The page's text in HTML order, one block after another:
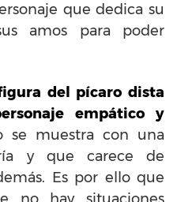
que dedica su
amos para poder
del pícaro dista
empático y
se muestra con una
y que carece de
Es por ello que